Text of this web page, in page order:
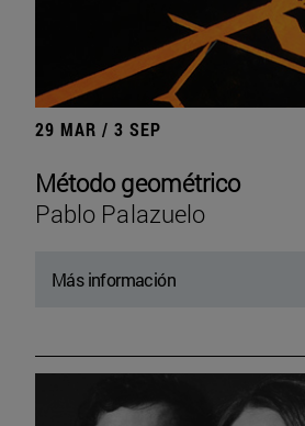
29 MAR / 3 SEP
Método geométrico
Pablo Palazuelo
Más información